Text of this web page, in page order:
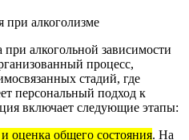
алкогольной зависимости
процесс,
стадий, где
персональный подход к
включает следующие этапы:
оценка общего состояния. На